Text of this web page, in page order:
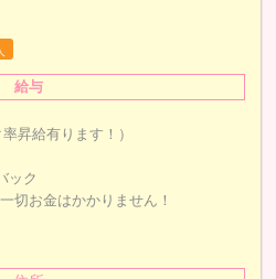
給与
昇給有ります！）
ック
切お金はかかりません！